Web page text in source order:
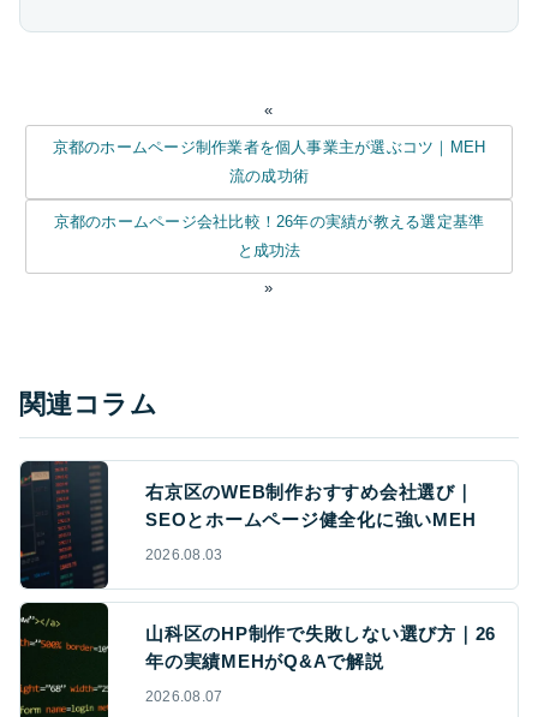
«
京都のホームページ制作業者を個人事業主が選ぶコツ｜MEH
流の成功術
京都のホームページ会社比較！26年の実績が教える選定基準
と成功法
»
関連コラム
右京区のWEB制作おすすめ会社選び｜
SEOとホームページ健全化に強いMEH
2026.08.03
山科区のHP制作で失敗しない選び方｜26
年の実績MEHがQ&Aで解説
2026.08.07